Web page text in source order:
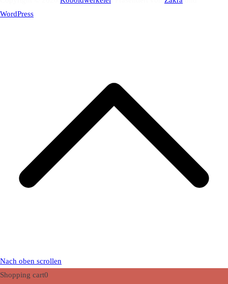
WordPress
Nach oben scrollen
Shopping cart0